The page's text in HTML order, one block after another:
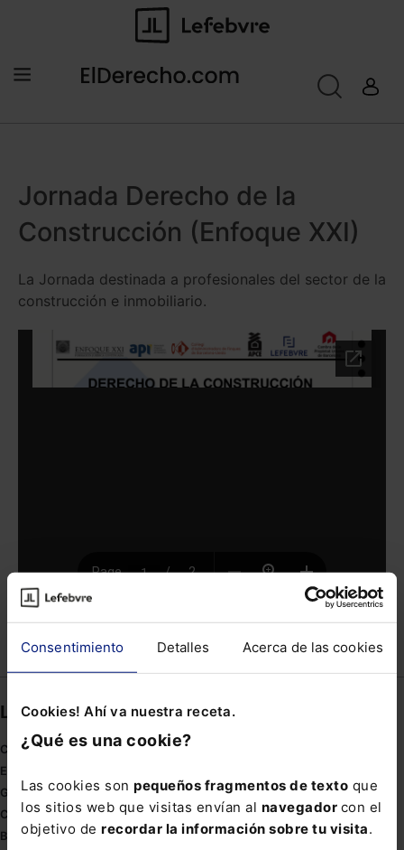
Consentimiento Detalles Acerca de las cookies
Cookies! Ahí va nuestra receta.
¿Qué es una cookie?
Las cookies son pequeños fragmentos de texto que
los sitios web que visitas envían al navegador con el
objetivo de recordar la información sobre tu visita.
Jornada Derecho de la
Construcción (Enfoque XXI)
La Jornada destinada a profesionales del sector de la
construcción e inmobiliario.
Compartir
Links directos
Coronavirus
Estudio de salud abogacía
Gestión de despachos
Compliance
Buenas Prácticas Tributarias